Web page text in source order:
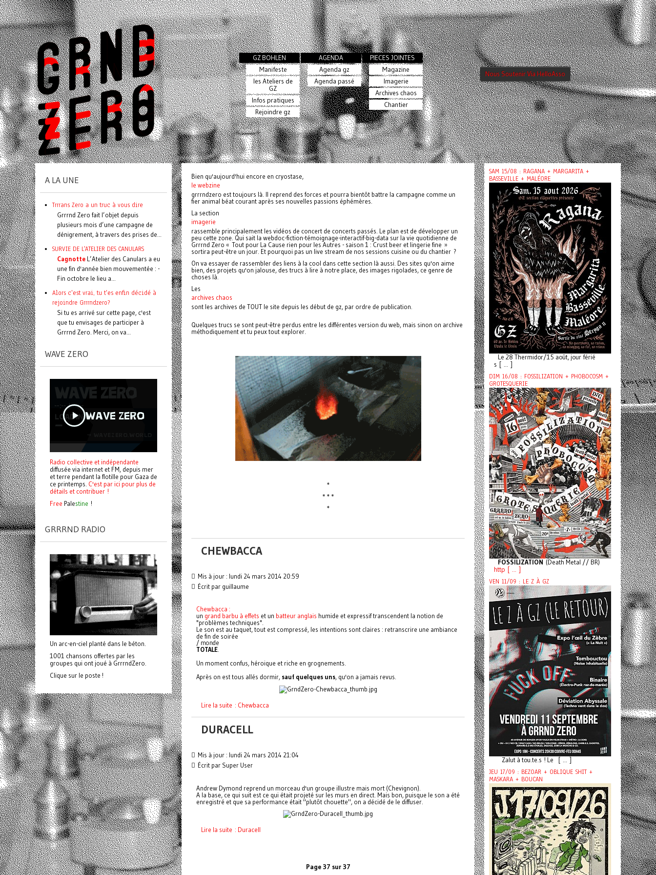
GZ BOHLEN
Manifeste
les Ateliers de
GZ
Infos pratiques
Rejoindre gz
AGENDA
Agenda gz
Agenda passé
PIECES JOINTES
Magazine
Imagerie
Archives chaos
Chantier
Nous Soutenir Via HelloAsso
Bien qu'aujourd'hui encore en cryostase,
le webzine
grrrndzero est toujours là. Il reprend des forces et pourra bientôt battre la campagne comme un
fier animal béat courant après ses nouvelles passions éphémères.
La section
imagerie
rassemble principalement les vidéos de concert de concerts passés. Le plan est de développer un
peu cette zone. Qui sait la webdoc-fiction-témoignage-interactif-big-data sur la vie quotidienne de
Grrrnd Zero « Tout pour La Cause rien pour les Autres - saison 1 : Crust beer et lingerie fine »
sortira peut-être un jour. Et pourquoi pas un live stream de nos sessions cuisine ou du chantier ?
On va essayer de rassembler des liens à la cool dans cette section là aussi. Des sites qu'on aime
bien, des projets qu'on jalouse, des trucs à lire à notre place, des images rigolades, ce genre de
choses là.
Les
archives chaos
sont les archives de TOUT le site depuis les début de gz, par ordre de publication.
Quelques trucs se sont peut-être perdus entre les différentes version du web, mais sinon on archive
méthodiquement et tu peux tout explorer.
*
* * *
*
CHEWBACCA
Mis à jour : lundi 24 mars 2014 20:59
Écrit par guillaume
Chewbacca :
un grand barbu à effets et un batteur anglais humide et expressif transcendent la notion de
"problèmes techniques".
Le son est au taquet, tout est compressé, les intentions sont claires : retranscrire une ambiance
de fin de soirée
/ monde
TOTALE
Un moment confus, héroique et riche en grognements.
Après on est tous allés dormir, sauf quelques uns, qu'on a jamais revus.
Lire la suite : Chewbacca
DURACELL
Mis à jour : lundi 24 mars 2014 21:04
Écrit par Super User
Andrew Dymond reprend un morceau d'un groupe illustre mais mort (Chevignon).
A la base, ce qui suit est ce qui était projeté sur les murs en direct. Mais bon, puisque le son a été
enregistré et que sa performance était "plutôt chouette", on a décidé de le diffuser.
Lire la suite : Duracell
Page 37 sur 37
A LA UNE
Trrrans Zero a un truc à vous dire
Grrrnd Zero fait l’objet depuis
plusieurs mois d’une campagne de
dénigrement, à travers des prises de...
SURVIE DE L'ATELIER DES CANULARS
Cagnotte L’Atelier des Canulars a eu
une fin d'année bien mouvementée : -
Fin octobre le lieu a...
Alors c'est vrai, tu t'es enfin décidé à
rejoindre Grrrndzero?
Si tu es arrivé sur cette page, c'est
que tu envisages de participer à
Grrrnd Zero. Merci, on va...
WAVE ZERO
Radio collective et indépendante
diffusée via internet et FM, depuis mer
et terre pendant la flotille pour Gaza de
ce printemps. C'est par ici pour plus de
détails et contribuer !
Free Palestine !
GRRRND RADIO
Un arc-en-ciel planté dans le béton.
1001 chansons offertes par les
groupes qui ont joué à GrrrndZero.
Clique sur le poste !
SAM 15/08 : RAGANA + MARGARITA +
BASSEVILLE + MALÉORE
Le 28 Thermidor/15 août, jour férié
s [ ... ]
DIM 16/08 : FOSSILIZATION + PHOBOCOSM +
GROTESQUERIE
FOSSILIZATION (Death Metal // BR)
http [ ... ]
VEN 11/09 : LE Z À GZ
Zalut à tou.te.s ! Le [ ... ]
JEU 17/09 : BEZOAR + OBLIQUE SHIT +
MASKARA + BOUCAN